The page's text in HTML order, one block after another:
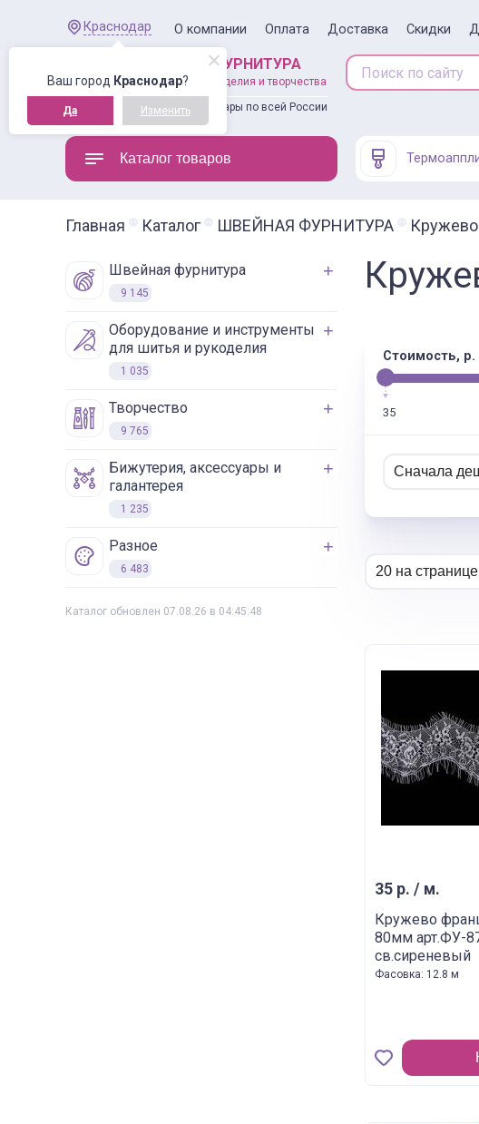
Ваш город Краснодар?
Да Изменить
Краснодар О компании Оплата Доставка Скидки
ШВЕЙНАЯ ФУРНИТУРА
товары для рукоделия и творчества
Доставляем товары по всей России
Каталог товаров
Главная Каталог ШВЕЙНАЯ ФУРНИТУРА Кружево
швейная фурнитура
9 145
оборудование и инструменты
для шитья и рукоделия
1 035
творчество
9 765
бижутерия, аксессуары и
галантерея
1 235
разное
6 483
Каталог обновлен 07.08.26 в 04:45:48
Стоимость, р.
35
35 р. / м.
Кружево
80мм арт.ФУ-
св.сиреневый
Фасовка: 12.8 м